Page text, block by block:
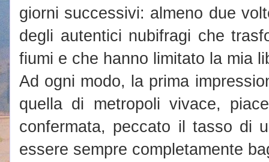
giorni successivi: almeno due
degli autentici nubifragi che
fiumi e che hanno limitato la mia
Ad ogni modo, la prima
quella di metropoli vivace,
confermata, peccato il tasso di
essere sempre completamente